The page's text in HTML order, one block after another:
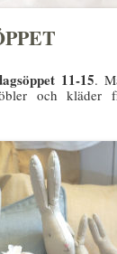
11-15.
och kläder